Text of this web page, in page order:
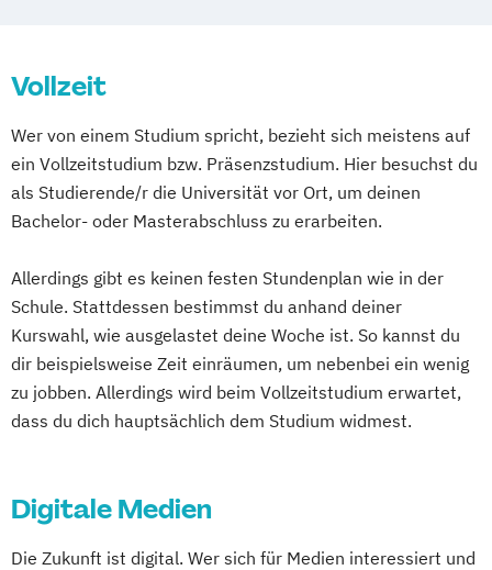
Vollzeit
Wer von einem Studium spricht, bezieht sich meistens auf
ein Vollzeitstudium bzw. Präsenzstudium. Hier besuchst du
als Studierende/r die Universität vor Ort, um deinen
Bachelor- oder Masterabschluss zu erarbeiten.
Allerdings gibt es keinen festen Stundenplan wie in der
Schule. Stattdessen bestimmst du anhand deiner
Kurswahl, wie ausgelastet deine Woche ist. So kannst du
dir beispielsweise Zeit einräumen, um nebenbei ein wenig
zu jobben. Allerdings wird beim Vollzeitstudium erwartet,
dass du dich hauptsächlich dem Studium widmest.
Digitale Medien
Die Zukunft ist digital. Wer sich für Medien interessiert und